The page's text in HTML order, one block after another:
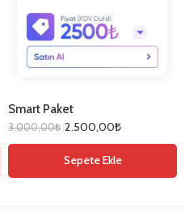
Smart Paket
3.000,00₺ 2.500,00₺
Sepete Ekle